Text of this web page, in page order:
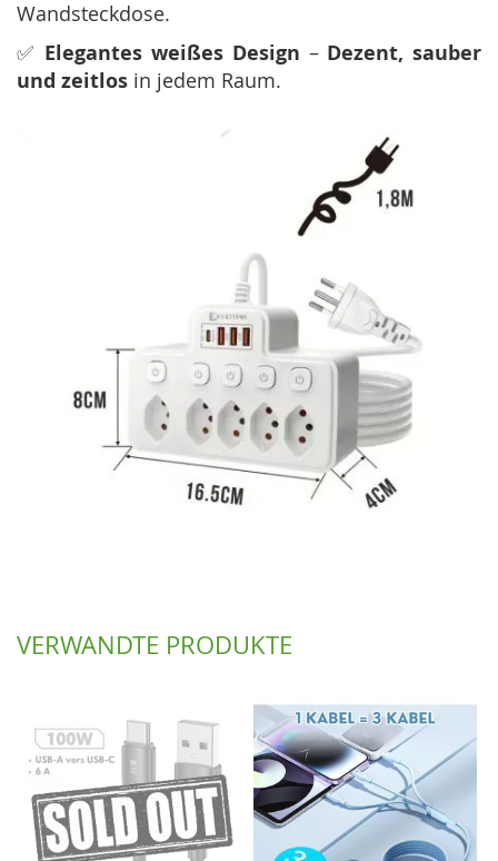
Wandsteckdose.
✅ Elegantes weißes Design – Dezent, sauber
und zeitlos in jedem Raum.
VERWANDTE PRODUKTE